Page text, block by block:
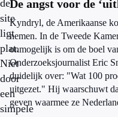
de
site
ligt
plat.
Niet
door
een
simpele
De angst voor de
Kyndryl, de Amerikaanse
nemen. In de Tweede
onmogelijk is om de boel
Onderzoeksjournalist Eric
duidelijk over: "Wat 100
uitgezet." Hij waarschuwt
geven waarmee ze